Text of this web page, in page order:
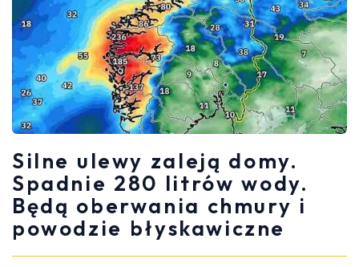
Silne ulewy zaleją domy.
Spadnie 280 litrów wody.
Będą oberwania chmury i
powodzie błyskawiczne